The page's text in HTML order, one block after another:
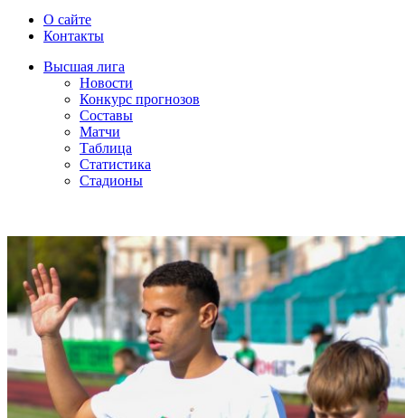
О сайте
Контакты
Высшая лига
Новости
Конкурс прогнозов
Составы
Матчи
Таблица
Статистика
Стадионы